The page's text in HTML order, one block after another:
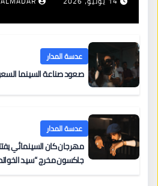
عدسة المدار
صعود صناعة السينما
عدسة المدار
جاكسون مخرج “سيد